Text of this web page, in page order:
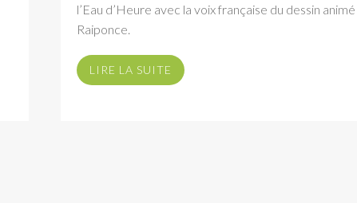
l’Eau d’Heure avec la voix française du dessin animé
Raiponce.
LIRE LA SUITE